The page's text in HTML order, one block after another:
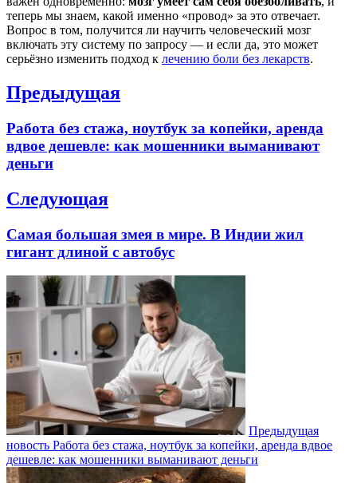
теперь мы знаем, какой именно «провод» за это отвечает.
Вопрос в том, получится ли научить человеческий мозг
включать эту систему по запросу — и если да, это может
серьёзно изменить подход к лечению боли без лекарств.
Навигация
записям
Предыдущая
Previous
Работа без стажа, ноутбук за копейки, аренда
вдвое дешевле: как мошенники выманивают
деньги
Следующая
Next
Самая большая змея в мире. В Индии жил
гигант длиной с автобус
Предыдущая
новость Работа без стажа, ноутбук за копейки, аренда вдвое
дешевле: как мошенники выманивают деньги